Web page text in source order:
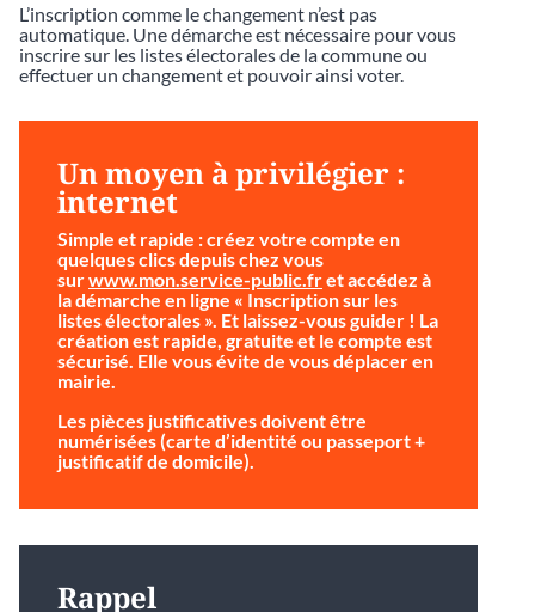
L’inscription comme le changement n’est pas
automatique. Une démarche est nécessaire pour vous
inscrire sur les listes électorales de la commune ou
effectuer un changement et pouvoir ainsi voter.
Un moyen à privilégier :
internet
Simple et rapide : créez votre compte en
quelques clics depuis chez vous
surwww.mon.service-public.fret accédez à
la démarche en ligne « Inscription sur les
listes électorales ». Et laissez-vous guider ! La
création est rapide, gratuite et le compte est
sécurisé. Elle vous évite de vous déplacer en
mairie.
Les pièces justificatives doivent être
numérisées (carte d’identité ou passeport +
justificatif de domicile).
Rappel